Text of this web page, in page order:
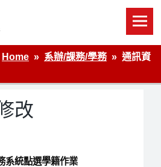
Home 系辦/課務/學務
通訊資
改
系統點選學籍作業